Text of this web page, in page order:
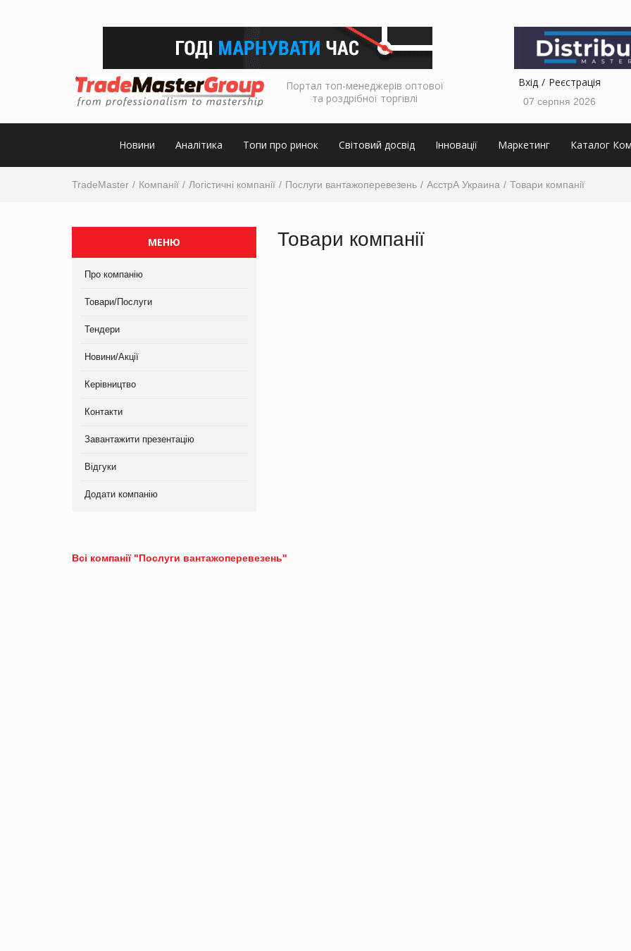
Портал топ-менеджерів оптової
та роздрібної торгівлі
Вхід Реєстрація
07 серпня 2026
Новини Аналітика Топи про ринок Світовий досвід Інновації Маркетинг Каталог
TradeMaster Компанії Логістичні компанії Послуги вантажоперевезень АсстрА Украина Товари компанії
МЕНЮ
Про компанію
Товари/Послуги
Тендери
Новини/Акції
Керівництво
Контакти
Завантажити презентацію
Відгуки
Додати компанію
Товари компанії
Всі компанії "Послуги вантажоперевезень"